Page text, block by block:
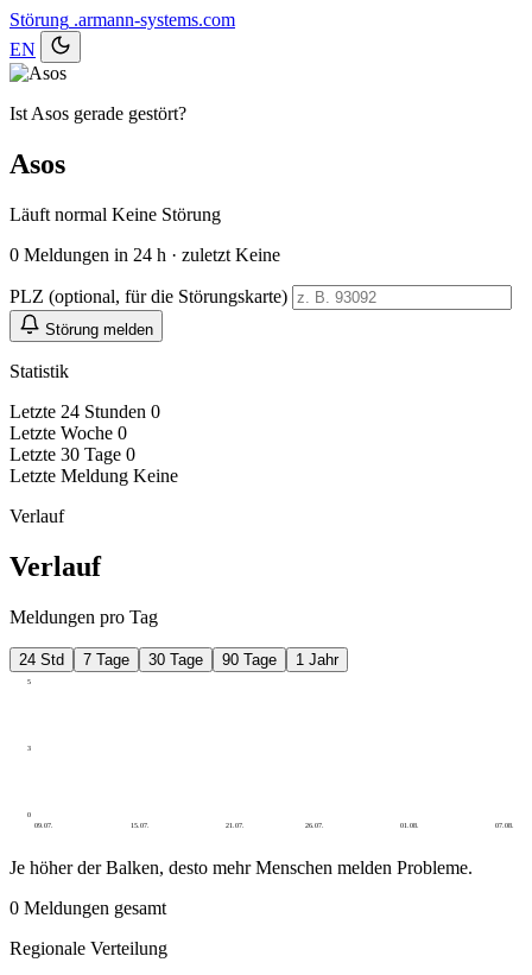
Störung .armann-systems.com
EN
Ist Asos gerade gestört?
Asos
Läuft normal Keine Störung
0 Meldungen in 24 h · zuletzt Keine
PLZ (optional, für die Störungskarte)
Störung melden
Statistik
Letzte 24 Stunden 0
Letzte Woche 0
Letzte 30 Tage 0
Letzte Meldung Keine
Verlauf
Verlauf
Meldungen pro Tag
24 Std 7 Tage 30 Tage 90 Tage 1 Jahr
0
3
5
09.07. 15.07. 21.07. 26.07. 01.08. 07.08.
Je höher der Balken, desto mehr Menschen melden Probleme.
0 Meldungen gesamt
Regionale Verteilung